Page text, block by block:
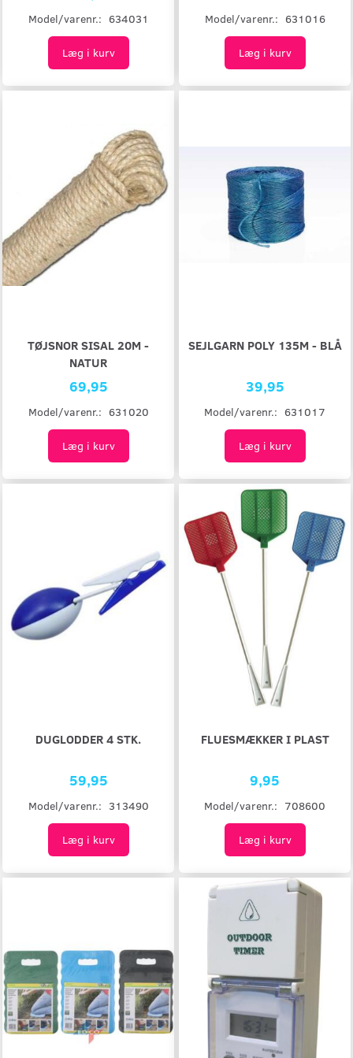
Model/varenr.: 634031
Læg i kurv
Model/varenr.: 631016
Læg i kurv
TØJSNOR SISAL 20M -
NATUR
69,95
Model/varenr.: 631020
Læg i kurv
SEJLGARN POLY 135M - BLÅ
39,95
Model/varenr.: 631017
Læg i kurv
DUGLODDER 4 STK.
59,95
Model/varenr.: 313490
Læg i kurv
FLUESMÆKKER I PLAST
9,95
Model/varenr.: 708600
Læg i kurv